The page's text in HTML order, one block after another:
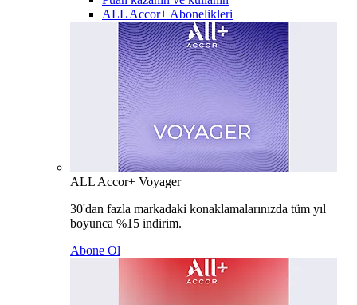
ALL Accor+ Abonelikleri
ALL Accor+ Voyager
30'dan fazla markadaki konaklamalarınızda tüm yıl
boyunca %15 indirim.
Abone Ol